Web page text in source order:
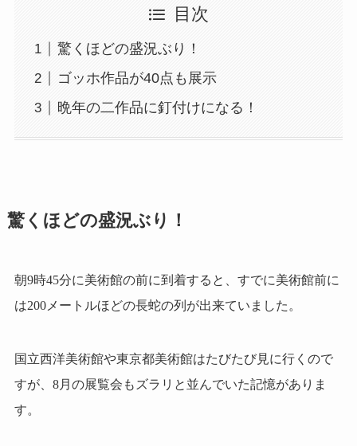
目次
驚くほどの盛況ぶり！
ゴッホ作品が40点も展示
晩年の二作品に釘付けになる！
驚くほどの盛況ぶり！
朝9時45分に美術館の前に到着すると、すでに美術館前に
は200メートルほどの長蛇の列が出来ていました。
国立西洋美術館や東京都美術館はたびたび見に行くので
すが、8月の展覧会もズラリと並んでいた記憶がありま
す。